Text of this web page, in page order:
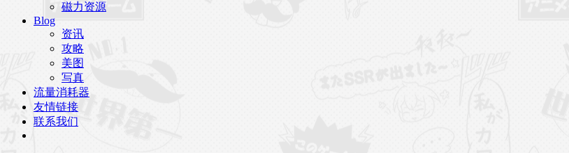
磁力资源
Blog
资讯
攻略
美图
写真
流量消耗器
友情链接
联系我们